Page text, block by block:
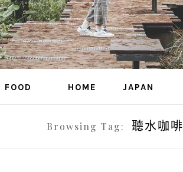
FOOD HOME JAPAN
Browsing Tag: 聽水咖啡